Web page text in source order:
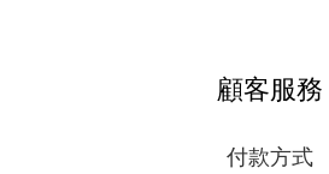
顧客服務
付款方式